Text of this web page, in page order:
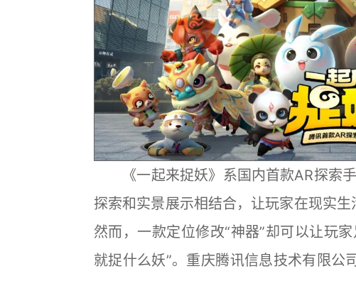
《一起来捉妖》系国内首款AR探索手
探索和实景展示相结合，让玩家在现实生
然而，一款定位修改“神器”却可以让玩
就捉什么妖”。重庆腾讯信息技术有限公